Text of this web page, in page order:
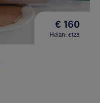
€ 160
Helan: €128